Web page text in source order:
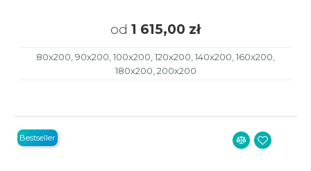
od 1 615,00 zł
80x200, 90x200, 100x200, 120x200, 140x200, 160x200,
180x200, 200x200
Bestseller